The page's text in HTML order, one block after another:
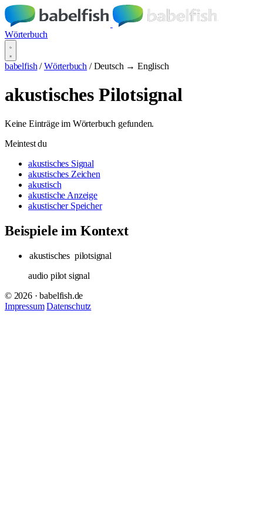
Wörterbuch
babelfish / Wörterbuch / Deutsch → Englisch
akustisches Pilotsignal
Keine Einträge im Wörterbuch gefunden.
Meintest du
akustisches Signal
akustisches Zeichen
akustisch
akustische Anzeige
akustischer Speicher
Beispiele im Kontext
akustisches pilotsignal
audio pilot signal
© 2026 · babelfish.de
Impressum Datenschutz